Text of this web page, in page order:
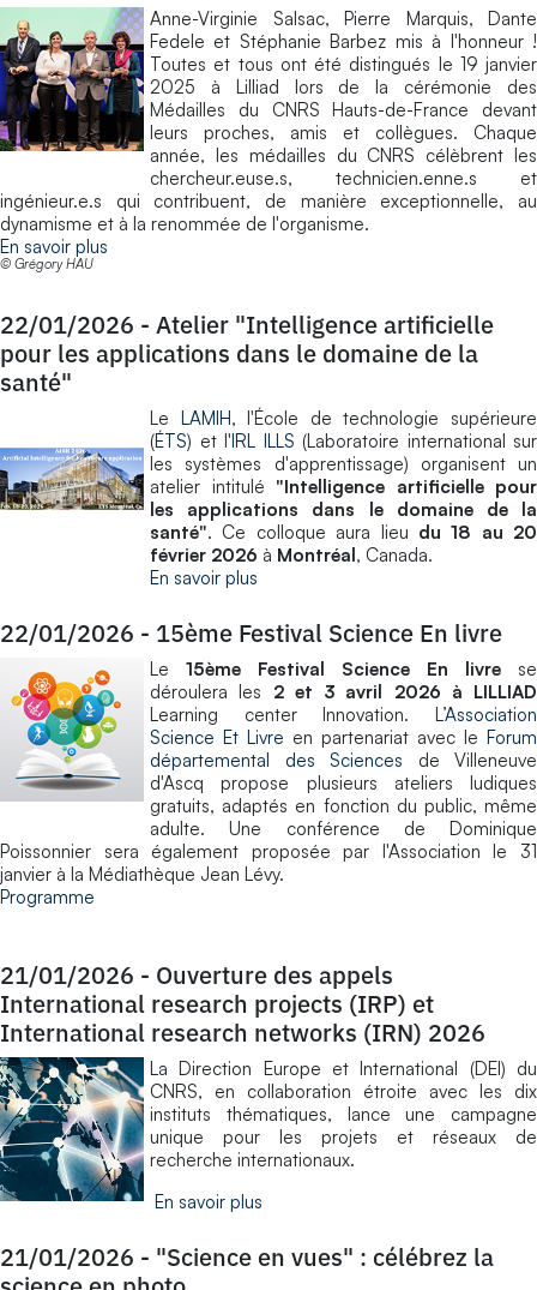
Anne-Virginie Salsac, Pierre Marquis, Dante
Fedele et Stéphanie Barbez mis à l'honneur !
Toutes et tous ont été distingués le 19 janvier
2025 à Lilliad lors de la cérémonie des
Médailles du CNRS Hauts-de-France devant
leurs proches, amis et collègues. Chaque
année, les médailles du CNRS célèbrent les
chercheur.euse.s, technicien.enne.s et
ingénieur.e.s qui contribuent, de manière exceptionnelle, au
dynamisme et à la renommée de l'organisme.
En savoir plus
© Grégory HAU
22/01/2026 - Atelier "Intelligence artificielle
pour les applications dans le domaine de la
santé"
Le LAMIH, l'École de technologie supérieure
(ÉTS) et l'IRL ILLS (Laboratoire international sur
les systèmes d'apprentissage) organisent un
atelier intitulé "Intelligence artificielle pour
les applications dans le domaine de la
santé". Ce colloque aura lieu du 18 au 20
février 2026 à Montréal, Canada.
En savoir plus
22/01/2026 - 15ème Festival Science En livre
Le 15ème Festival Science En livre se
déroulera les 2 et 3 avril 2026 à LILLIAD
Learning center Innovation. L’Association
Science Et Livre en partenariat avec le Forum
départemental des Sciences de Villeneuve
d'Ascq propose plusieurs ateliers ludiques
gratuits, adaptés en fonction du public, même
adulte. Une conférence de Dominique
Poissonnier sera également proposée par l'Association le 31
janvier à la Médiathèque Jean Lévy.
Programme
21/01/2026 - Ouverture des appels
International research projects (IRP) et
International research networks (IRN) 2026
La Direction Europe et International (DEI) du
CNRS, en collaboration étroite avec les dix
instituts thématiques, lance une campagne
unique pour les projets et réseaux de
recherche internationaux.
En savoir plus
21/01/2026 - "Science en vues" : célébrez la